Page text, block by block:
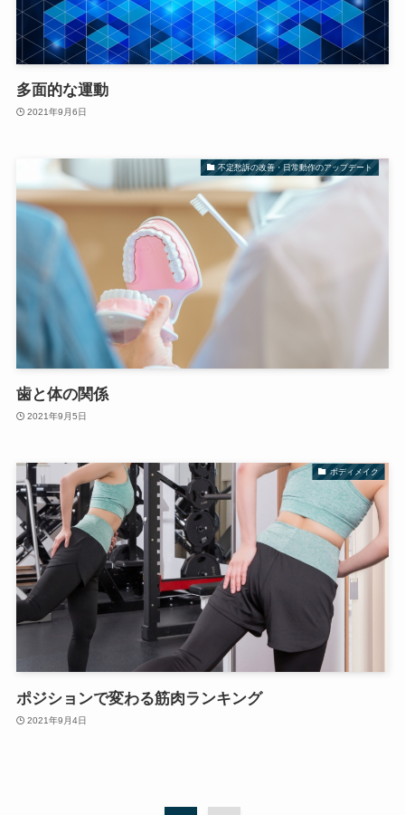
多面的な運動
2021年9月6日
不定愁訴の改善・日常動作のアップデート
歯と体の関係
2021年9月5日
ボディメイク
ポジションで変わる筋肉ランキング
2021年9月4日